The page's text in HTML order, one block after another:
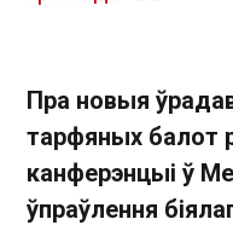
Пра новыя
тарфяных балот
канферэнцыі ў
ўпраўлення